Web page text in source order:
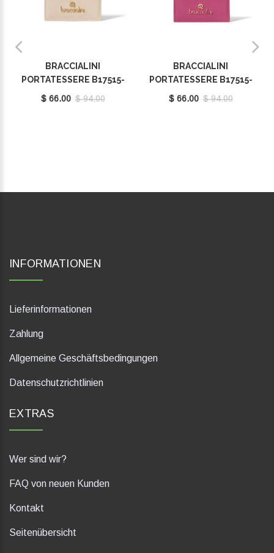
BRACCIALINI
PORTATESSERE B17515-
BA-305
$ 66.00 $ 94.00
BRACCIALINI
PORTATESSERE B17515-
BA-400
$ 66.00 $ 94.00
INFORMATIONEN
Lieferinformationen
Zahlung
Allgemeine Geschäftsbedingungen
Datenschutzrichtlinien
EXTRAS
Wer sind wir?
FAQ von neuen Kunden
Kontakt
Seitenübersicht